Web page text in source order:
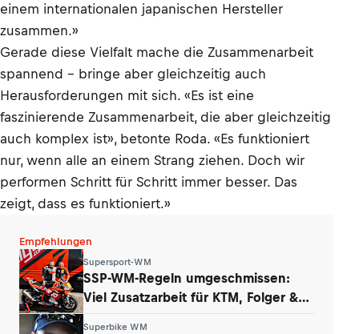
einem internationalen japanischen Hersteller
zusammen.»
Gerade diese Vielfalt mache die Zusammenarbeit
spannend – bringe aber gleichzeitig auch
Herausforderungen mit sich. «Es ist eine
faszinierende Zusammenarbeit, die aber gleichzeitig
auch komplex ist», betonte Roda. «Es funktioniert
nur, wenn alle an einem Strang ziehen. Doch wir
performen Schritt für Schritt immer besser. Das
zeigt, dass es funktioniert.»
Empfehlungen
Supersport-WM
SSP-WM-Regeln umgeschmissen:
Viel Zusatzarbeit für KTM, Folger &
Superbike WM